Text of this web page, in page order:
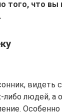
того, что вы
людей, а